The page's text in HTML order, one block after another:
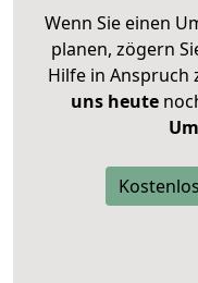
Wenn Sie einen
planen, zögern
Hilfe in Anspruch
uns heute